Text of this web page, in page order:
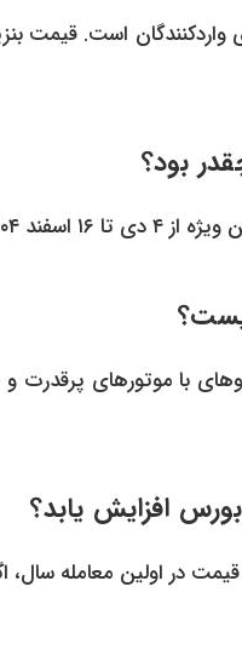
واردکنندگان است.
بود؟
با موتورهای
افزایش یابد؟
در اولین معامله سال،